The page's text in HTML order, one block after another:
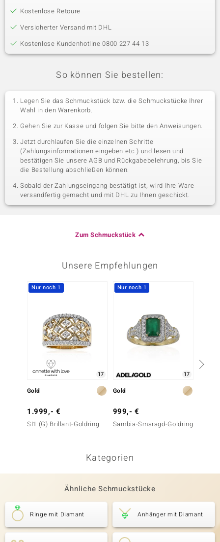
Kostenlose Retoure
Versicherter Versand mit DHL
Kostenlose Kundenhotline 0800 227 44 13
So können Sie bestellen:
Legen Sie das Schmuckstück bzw. die Schmuckstücke Ihrer
Wahl in den Warenkorb.
Gehen Sie zur Kasse und folgen Sie bitte den Anweisungen.
Jetzt durchlaufen Sie die einzelnen Schritte
(Zahlungsinformationen eingeben etc.) und lesen und
bestätigen Sie unsere AGB und Rückgabebelehrung, bis Sie
die Bestellung abschließen können.
Sobald der Zahlungseingang bestätigt ist, wird Ihre Ware
versandfertig gemacht und mit DHL zu Ihnen geschickt.
Zum Schmuckstück
Unsere Empfehlungen
Nur noch 1
17
Gold
1.999,- €
SI1 (G) Brillant-Goldring
Nur noch 1
17
Gold
999,- €
Sambia-Smaragd-Goldring
Kategorien
Ähnliche Schmuckstücke
Ringe mit Diamant Anhänger mit Diamant